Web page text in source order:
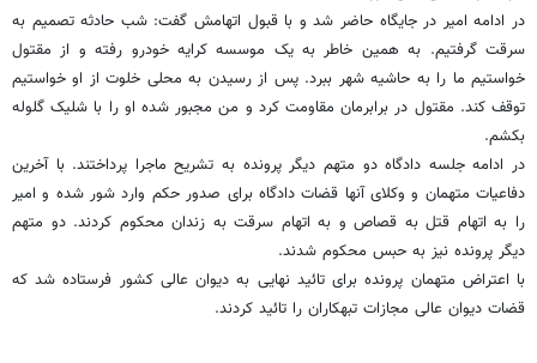
در ادامه امیر در جایگاه حاضر شد و با قبول اتهامش گفت: شب حادثه تصمیم به
سرقت گرفتیم. به همین خاطر به یک موسسه کرایه خودرو رفته و از مقتول
خواستیم ما را به حاشیه شهر ببرد. پس از رسیدن به محلی خلوت از او خواستیم
توقف کند. مقتول در برابرمان مقاومت کرد و من مجبور شده او را با شلیک گلوله
بکشم.
در ادامه جلسه دادگاه دو متهم دیگر پرونده به تشریح ماجرا پرداختند. با آخرین
دفاعیات متهمان و وکلای آنها قضات دادگاه برای صدور حکم وارد شور شده و امیر
را به اتهام قتل به قصاص و به اتهام سرقت به زندان محکوم کردند. دو متهم
دیگر پرونده نیز به حبس محکوم شدند.
با اعتراض متهمان پرونده برای تائید نهایی به دیوان عالی کشور فرستاده شد که
قضات دیوان عالی مجازات تبهکاران را تائید کردند.